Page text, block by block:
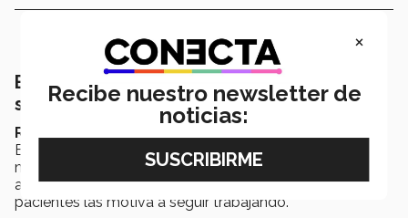
Buscan llevar al hospital un estilo de vida
saludable
Rosalva Ocampo
Bienestar Integral, explica que este proyecto fue algo
muy satisfactorio para ella, puesto que la nutrición es
algo que les apasiona a todas y verlo reflejado en sus
pacientes las motiva a seguir trabajando.
×
Recibe nuestro newsletter de
noticias: